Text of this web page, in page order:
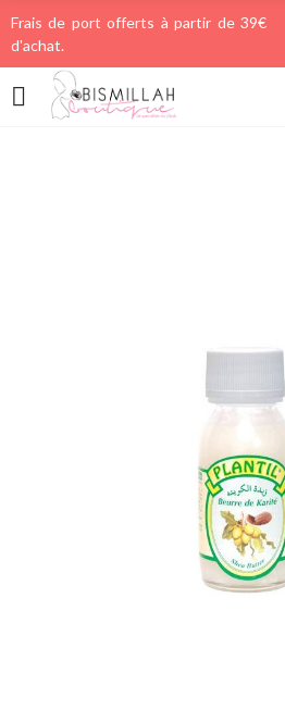
Frais de port offerts à partir de 39€
d'achat.